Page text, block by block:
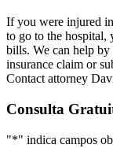
If you were injured in
to go to the
bills. We can help
insurance claim or
Contact attorney
Consulta
"*" indica campos